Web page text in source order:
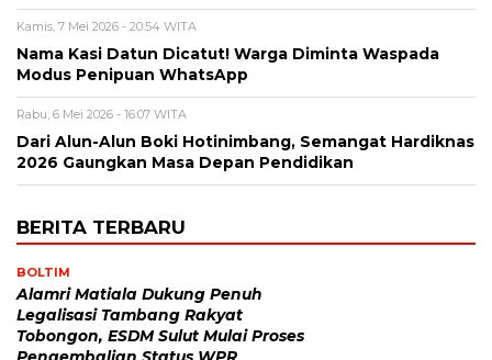
Kamis, 7 Mei 2026 - 20:54 WITA
Nama Kasi Datun Dicatut! Warga Diminta Waspada
Modus Penipuan WhatsApp
Rabu, 6 Mei 2026 - 16:07 WITA
Dari Alun-Alun Boki Hotinimbang, Semangat Hardiknas
2026 Gaungkan Masa Depan Pendidikan
BERITA TERBARU
BOLTIM
Alamri Matiala Dukung Penuh
Legalisasi Tambang Rakyat
Tobongon, ESDM Sulut Mulai Proses